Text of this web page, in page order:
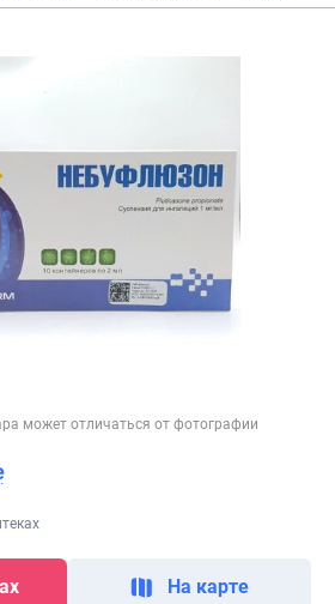
может отличаться от фотографии
На карте